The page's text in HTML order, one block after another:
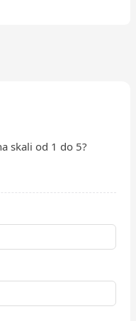
skali od 1 do 5?